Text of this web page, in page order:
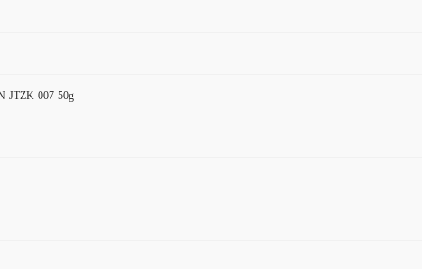
JTZK-007-50g